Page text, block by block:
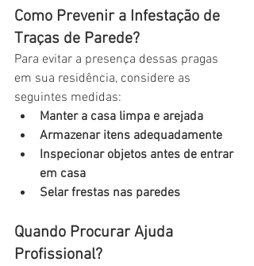
Como Prevenir a Infestação de
Traças de Parede?
Para evitar a presença dessas pragas
em sua residência, considere as
seguintes medidas:
Manter a casa limpa e arejada
Armazenar itens adequadamente
Inspecionar objetos antes de entrar
em casa
Selar frestas nas paredes
Quando Procurar Ajuda
Profissional?